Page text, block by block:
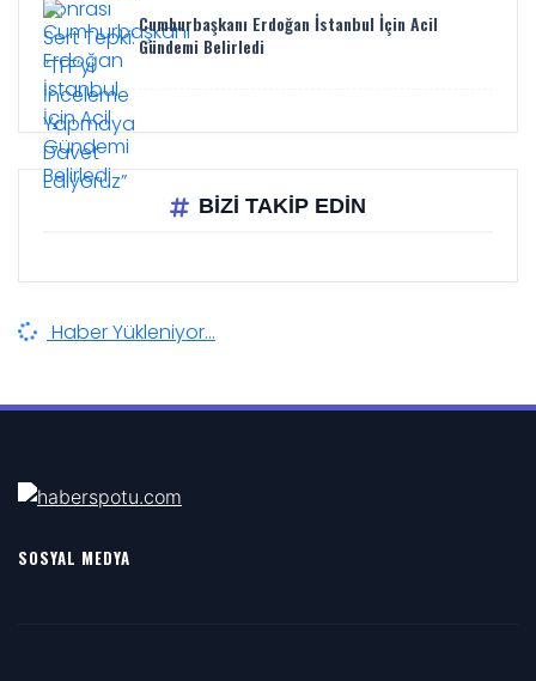
Cumhurbaşkanı Erdoğan İstanbul İçin Acil
Gündemi Belirledi
BİZİ TAKİP EDİN
Haber Yükleniyor...
SOSYAL MEDYA